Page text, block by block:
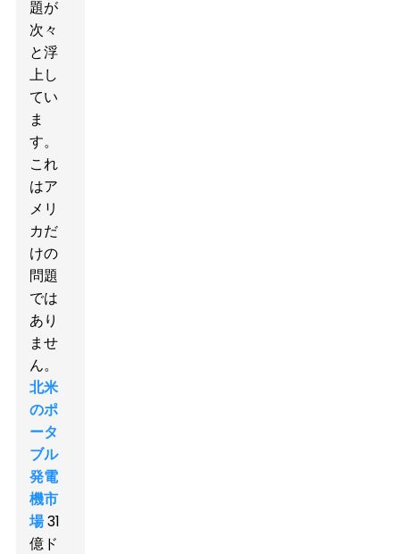
題が
次々
と浮
上し
てい
ま
す。
これ
はア
メリ
カだ
けの
問題
では
あり
ませ
ん。
北米
のポ
ータ
ブル
発電
機市
場31
億ド